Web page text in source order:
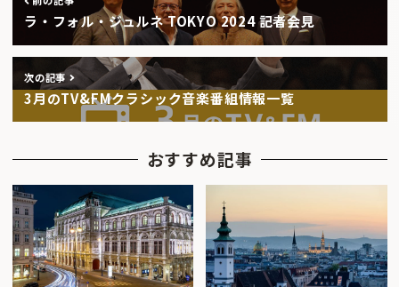
ラ・フォル・ジュルネ TOKYO 2024 記者会見
次の記事
3月のTV&FMクラシック音楽番組情報一覧
おすすめ記事